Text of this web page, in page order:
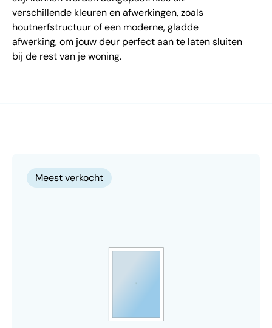
verschillende kleuren en afwerkingen, zoals
houtnerfstructuur of een moderne, gladde
afwerking, om jouw deur perfect aan te laten sluiten
bij de rest van je woning.
Meest verkocht